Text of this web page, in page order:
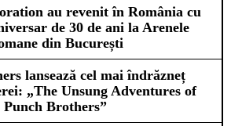
au revenit în România cu
de 30 de ani la Arenele
din București
lansează cel mai îndrăzneț
„The Unsung Adventures of
Punch Brothers”